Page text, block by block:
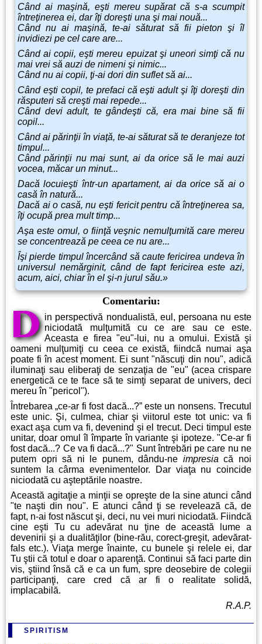
Când ai maşină, eşti mereu supărat că s-a scumpit
întreţinerea ei, dar îţi doreşti una şi mai nouă...
Când nu ai maşină, te-ai săturat să fii pieton şi îl
invidiezi pe cel care are...
Când ai copii, eşti mereu epuizat şi uneori simţi că nu
mai vrei să auzi de nimeni şi nimic...
Când nu ai copii, ţi-ai dori din suflet să ai...
Când eşti copil, te prefaci că eşti adult şi îţi doreşti din
răsputeri să creşti mai repede...
Când devi adult, te gândeşti că, era mai bine să fii
copil...
Când ai părinţii în viaţă, te-ai săturat să te deranjeze tot
timpul...
Când părinţii nu mai sunt, ai da orice să le mai auzi
vocea, măcar un minut...
Dacă locuieşti într-un apartament, ai da orice să ai o
casă în natură...
Dacă ai o casă, nu eşti fericit pentru că întreţinerea sa,
îţi ocupă prea mult timp...
Aşa este omul, o fiinţă veşnic nemulţumită care mereu
se concentrează pe ceea ce nu are...
Îşi pierde timpul încercând să caute fericirea undeva în
universul nemărginit, când de fapt fericirea este azi,
acum, aici, chiar în el şi-n jurul său.»
Comentariu:
D in perspectivă nondualistă, eul, persoana nu este
niciodată mulţumită cu ce are sau ce este.
Aceasta e firea "eu"-lui, nu a omului. Există şi
oameni mulţumiţi cu ceea ce există, fiindcă numai aşa
poate fi în acest moment. Ei sunt "născuţi din nou", adică
iluminaţi sau eliberaţi de senzaţia de "eu" (acea crispare
energetică ce te face să te simţi separat de univers, deci
mereu în "pericol").
Întrebarea „ce-ar fi fost dacă...?” este un nonsens. Trecutul
este unic. Şi, culmea, chiar şi viitorul este tot unic: va fi
exact aşa cum va fi, devenind şi el trecut. Deci timpul este
unitar, doar omul îl împarte în variante şi ipoteze. "Ce-ar fi
fost dacă...? Ce va fi dacă...?" Sunt întrebări pe care nu ne
putem opri să ni le punem, dându-ne impresia că noi
suntem la cârma evenimentelor. Dar viaţa nu coincide
niciodată cu aşteptările noastre.
Această agitaţie a minţii se opreşte de la sine atunci când
"te naşti din nou". E atunci când ţi se revelează că, de
fapt, n-ai fost născut şi, deci, nu vei muri niciodată. Fiindcă
cine eşti Tu cu adevărat nu ţine de această lume a
devenirii şi a dualităţilor (bine-rău, corect-greşit, adevărat-
fals etc.). Viaţa merge înainte, cu bunele şi relele ei, dar
Tu ştii că totul e doar o aparenţă. Continui să faci parte din
vis, ştiind însă că e ca un fum, spre deosebire de colegii
participanţi, care cred că ar fi o realitate solidă,
implacabilă.
R.A.P.
SPIRITISM